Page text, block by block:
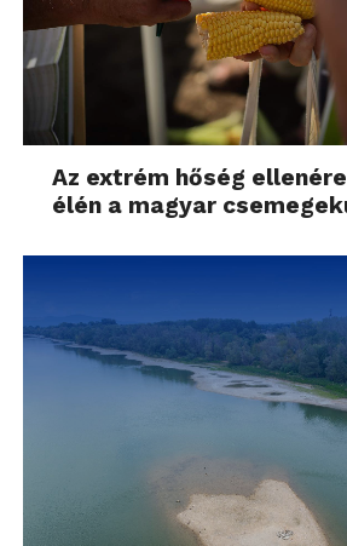
Azt is vegyük tudomásul, hogy
gépnél az optikákkal
fogunk és ebben az
van a leejtés, a megkarcolás
kapkodunk, vagy nem figyelünk
kupakok is hajlamosak
keresgélés, leszedegetés,
annak, aki egy ilyen cserélhető
Mindenképpen javaslom
fényképezőgépet vesz, az
húszast körülbelül egy profi
a kincseket legalább a
biztosítást is kötnék, de ez
Az extrém hőség
élén a magyar